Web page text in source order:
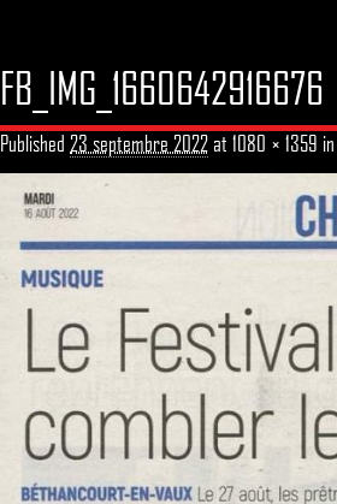
FB_IMG_1660642916676
Published 23 septembre 2022 at 1080 × 1359 in